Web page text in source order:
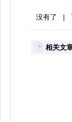
没有了 |
相关文